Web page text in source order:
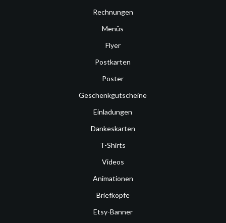
Rechnungen
Menüs
Flyer
Postkarten
Poster
Geschenkgutscheine
Einladungen
Dankeskarten
T-Shirts
Videos
Animationen
Briefköpfe
Etsy-Banner